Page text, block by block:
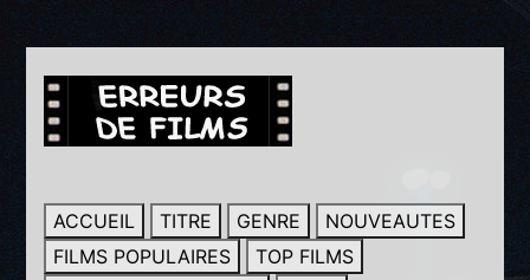
ACCUEIL TITRE GENRE
NOUVEAUTES
FILMS POPULAIRES
TOP FILMS